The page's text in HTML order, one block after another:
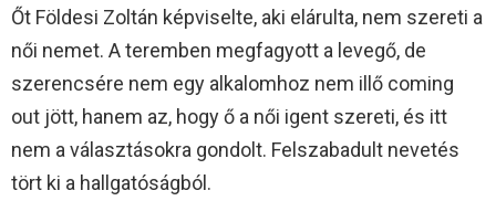
Őt Földesi Zoltán képviselte, aki elárulta, nem szereti a
női nemet. A teremben megfagyott a levegő, de
szerencsére nem egy alkalomhoz nem illő coming
out jött, hanem az, hogy ő a női igent szereti, és itt
nem a választásokra gondolt. Felszabadult nevetés
tört ki a hallgatóságból.